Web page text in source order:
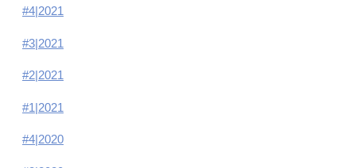
#4|2021
#3|2021
#2|2021
#1|2021
#4|2020